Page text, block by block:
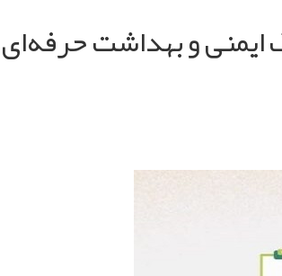
فرهنگ ایمنی و بهداشت حرفه‌ای